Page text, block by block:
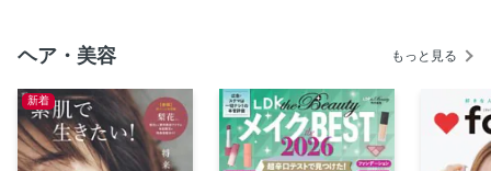
ヘア・美容 もっと見る
新着